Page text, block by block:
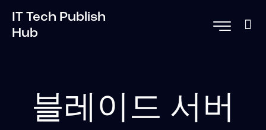
IT Tech Publish
Hub
블레이드 서버